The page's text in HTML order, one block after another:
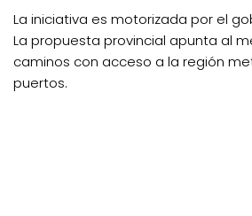
La iniciativa es motorizada por el
La propuesta provincial apunta al
caminos con acceso a la región
puertos.